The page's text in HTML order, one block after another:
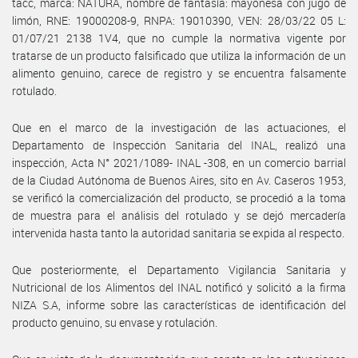
limón, RNE: 19000208-9, RNPA: 19010390, VEN: 28/03/22 05 L:
01/07/21 2138 1V4, que no cumple la normativa vigente por
tratarse de un producto falsificado que utiliza la información de un
alimento genuino, carece de registro y se encuentra falsamente
rotulado.
Que en el marco de la investigación de las actuaciones, el
Departamento de Inspección Sanitaria del INAL, realizó una
inspección, Acta N° 2021/1089- INAL -308, en un comercio barrial
de la Ciudad Autónoma de Buenos Aires, sito en Av. Caseros 1953,
se verificó la comercialización del producto, se procedió a la toma
de muestra para el análisis del rotulado y se dejó mercadería
intervenida hasta tanto la autoridad sanitaria se expida al respecto.
Que posteriormente, el Departamento Vigilancia Sanitaria y
Nutricional de los Alimentos del INAL notificó y solicitó a la firma
NIZA S.A, informe sobre las características de identificación del
producto genuino, su envase y rotulación.